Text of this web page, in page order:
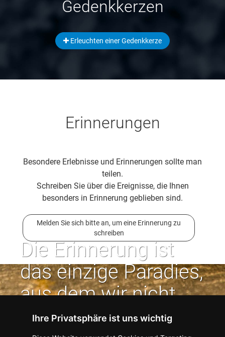
Ihre Privatsphäre ist uns wichtig
Gedenkkerzen
Erleuchten einer Gedenkkerze
Erinnerungen
Besondere Erlebnisse und Erinnerungen sollte man
teilen.
Schreiben Sie über die Ereignisse, die Ihnen
besonders in Erinnerung geblieben sind.
Melden Sie sich bitte an, um eine Erinnerung zu
schreiben
Die Erinnerung ist
das einzige Paradies,
aus dem wir nicht
vertrieben werden